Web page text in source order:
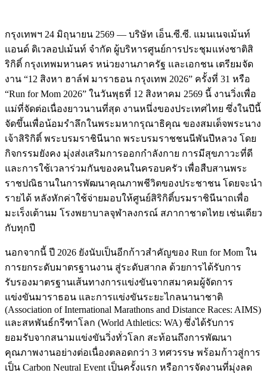
กรุงเทพฯ 24 มิถุนายน 2569 — บริษัท เอ็น.ซี.ซี. แมนเนจเม้นท์
แอนด์ ดิเวลอปเม้นท์ จำกัด ผู้บริหารศูนย์การประชุมแห่งชาติสิ
ริกิติ์ กรุงเทพมหานคร หน่วยงานภาครัฐ และเอกชน เตรียมจัด
งาน “12 สิงหา ฮาล์ฟ มาราธอน กรุงเทพ 2026” ครั้งที่ 31 หรือ
“Run for Mom 2026” ในวันพุธที่ 12 สิงหาคม 2569 นี้ งานวิ่งเพื่อ
แม่ที่จัดต่อเนื่องยาวนานที่สุด งานหนึ่งของประเทศไทย ซึ่งในปีนี้
จัดขึ้นเพื่อน้อมรำลึกในพระมหากรุณาธิคุณ ของสมเด็จพระนาง
เจ้าสิริกิติ์ พระบรมราชินีนาถ พระบรมราชชนนีพันปีหลวง โดย
กิจกรรมยังคง มุ่งส่งเสริมการออกกำลังกาย การมีสุขภาวะที่ดี
และการใช้เวลาร่วมกันของคนในครอบครัว เพื่อสืบสานพระ
ราชปณิธานในการพัฒนาคุณภาพชีวิตของประชาชน โดยจะนำ
รายได้ หลังหักค่าใช้จ่ายมอบให้ศูนย์สิริกิติ์บรมราชินีนาถเพื่อ
มะเร็งเต้านม โรงพยาบาลจุฬาลงกรณ์ สภากาชาดไทย เช่นเดียว
กับทุกปี
นอกจากนี้ ปี 2026 ยังนับเป็นอีกก้าวสำคัญของ Run for Mom ใน
การยกระดับมาตรฐานงาน สู่ระดับสากล ด้วยการได้รับการ
รับรองมาตรฐานเส้นทางการแข่งขันจากสมาคมผู้จัดการ
แข่งขันมาราธอน และการแข่งขันระยะไกลนานาชาติ
(Association of International Marathons and Distance Races: AIMS)
และสหพันธ์กรีฑาโลก (World Athletics: WA) ซึ่งได้รับการ
ยอมรับจากสนามแข่งขันวิ่งทั่วโลก สะท้อนถึงการพัฒนา
คุณภาพงานอย่างต่อเนื่องตลอดกว่า 3 ทศวรรษ พร้อมก้าวสู่การ
เป็น Carbon Neutral Event เป็นครั้งแรก หรือการจัดงานที่มุ่งลด